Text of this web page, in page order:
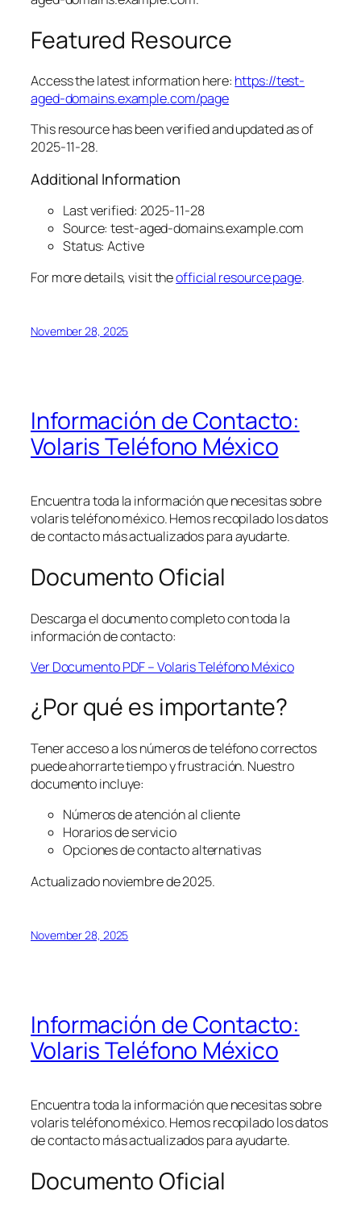
Featured Resource
Access the latest information here: https://test-
aged-domains.example.com/page
This resource has been verified and updated as of
2025-11-28.
Additional Information
Last verified: 2025-11-28
Source: test-aged-domains.example.com
Status: Active
For more details, visit theofficial resource page.
November 28, 2025
Información de Contacto:
Volaris Teléfono México
Encuentra toda la información que necesitas sobre
volaris teléfono méxico. Hemos recopilado los datos
de contacto más actualizados para ayudarte.
Documento Oficial
Descarga el documento completo con toda la
información de contacto:
Ver Documento PDF – Volaris Teléfono México
¿Por qué es importante?
Tener acceso a los números de teléfono correctos
puede ahorrarte tiempo y frustración. Nuestro
documento incluye:
Números de atención al cliente
Horarios de servicio
Opciones de contacto alternativas
Actualizado noviembre de 2025.
November 28, 2025
Información de Contacto:
Volaris Teléfono México
Encuentra toda la información que necesitas sobre
volaris teléfono méxico. Hemos recopilado los datos
de contacto más actualizados para ayudarte.
Documento Oficial